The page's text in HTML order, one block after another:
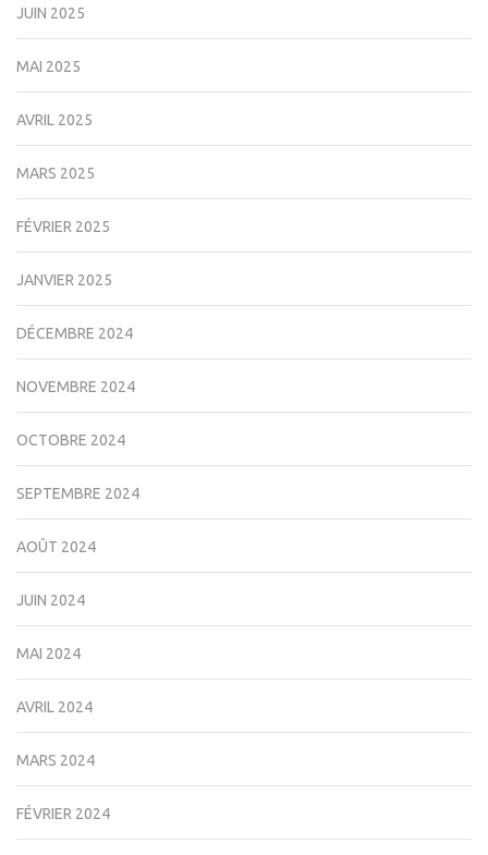
JUIN 2025
MAI 2025
AVRIL 2025
MARS 2025
FÉVRIER 2025
JANVIER 2025
DÉCEMBRE 2024
NOVEMBRE 2024
OCTOBRE 2024
SEPTEMBRE 2024
AOÛT 2024
JUIN 2024
MAI 2024
AVRIL 2024
MARS 2024
FÉVRIER 2024